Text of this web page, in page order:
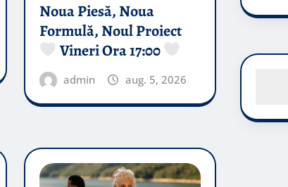
Noua Piesă, Noua
Formulă, Noul Proiect
Vineri Ora 17:00
admin aug. 5, 2026